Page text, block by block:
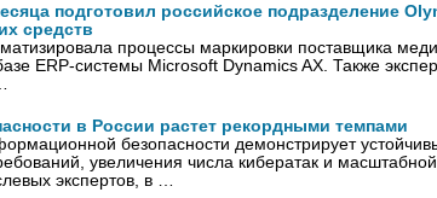
подготовил российское подразделение
средств
процессы маркировки поставщика
ERP-системы Microsoft Dynamics AX. Также
в России растет рекордными темпами
безопасности демонстрирует
увеличения числа кибератак и
экспертов, в …